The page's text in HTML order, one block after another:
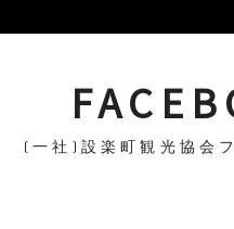
(一社)設楽町観光協会